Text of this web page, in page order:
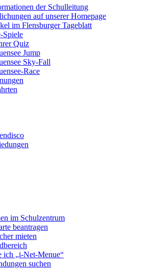
der Schulleitung
auf unserer Homepage
im Flensburger Tageblatt
Spiele
Quiz
Jump
Sky-Fall
Race
im Schulzentrum
beantragen
mieten
ich „i-Net-Menue“
suchen